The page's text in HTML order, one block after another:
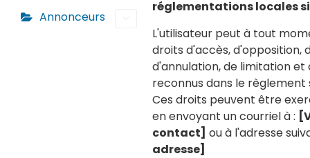
Annonceurs
réglementations locales
L'utilisateur peut à tout
droits d'accès, d'opposition,
d'annulation, de limitation
reconnus dans le règlement
Ces droits peuvent être
en envoyant un courriel à :
contact] ou à l'adresse
adresse]